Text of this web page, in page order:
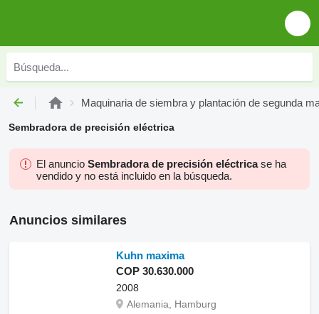
Maquinaria de siembra y plantación de segunda
Sembradora de precisión eléctrica
El anuncio Sembradora de precisión eléctricase ha
vendido y no está incluido en la búsqueda.
Anuncios similares
Kuhn maxima
COP 30.630.000
2008
Alemania, Hamburg